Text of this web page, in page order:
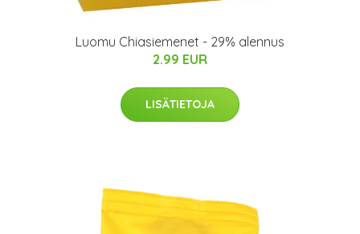
Luomu Chiasiemenet - 29% alennus
2.99 EUR
LISÄTIETOJA